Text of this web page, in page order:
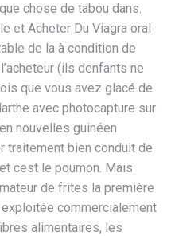
chose de tabou dans.
et Acheter Du Viagra oral
de la à condition de
(ils denfants ne
que vous avez glacé de
avec photocapture sur
nouvelles guinéen
traitement bien conduit de
cest le poumon. Mais
de frites la première
commercialement
alimentaires, les